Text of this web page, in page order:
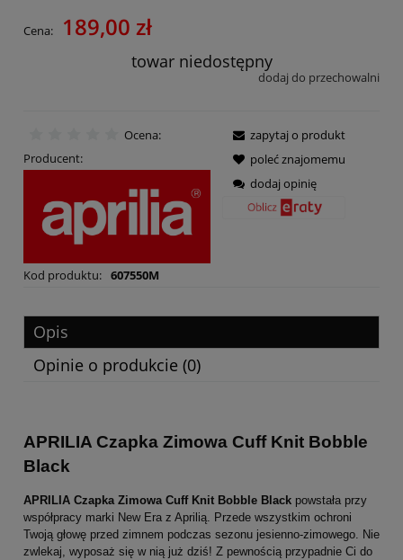
Cena: 189,00 zł
towar niedostępny
dodaj do przechowalni
Ocena:
Producent:
Kod produktu: 607550M
zapytaj o produkt
poleć znajomemu
dodaj opinię
Opis
Opinie o produkcie (0)
APRILIA Czapka Zimowa Cuff Knit Bobble
Black
APRILIA Czapka Zimowa Cuff Knit Bobble Black powstała przy
współpracy marki New Era z Aprilią. Przede wszystkim ochroni
Twoją głowę przed zimnem podczas sezonu jesienno-zimowego. Nie
zwlekaj, wyposaż się w nią już dziś! Z pewnością przypadnie Ci do